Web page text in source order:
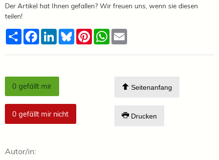
Der Artikel hat Ihnen gefallen? Wir freuen uns, wenn sie diesen
teilen!
TeilenFacebook
LinkedInBlueskyPinterestWhatsApp
0 gefällt mir
0 gefällt mir nicht
Seitenanfang
Drucken
Autor/in: